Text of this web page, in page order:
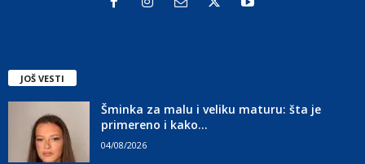
JOŠ VESTI
Šminka za malu i veliku maturu: šta je
primereno i kako...
04/08/2026